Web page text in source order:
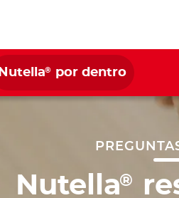
Nutella® por dentro
Nutella®